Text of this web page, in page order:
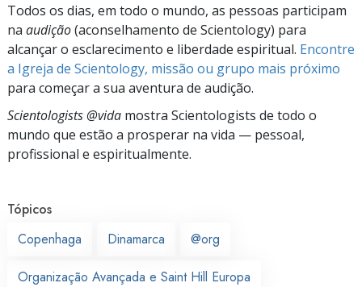
Todos os dias, em todo o mundo, as pessoas participam
na audição(aconselhamento de Scientology) para
alcançar o esclarecimento e liberdade espiritual. Encontre
a Igreja de Scientology, missão ou grupo mais próximo
para começar a sua aventura de audição.
Scientologists @vida mostra Scientologists de todo o
mundo que estão a prosperar na vida — pessoal,
profissional e espiritualmente.
Tópicos
Copenhaga
Dinamarca @org
Organização Avançada e Saint Hill Europa